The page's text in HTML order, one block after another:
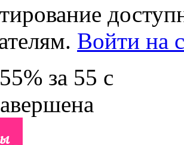
Войти на
55% за 55 c